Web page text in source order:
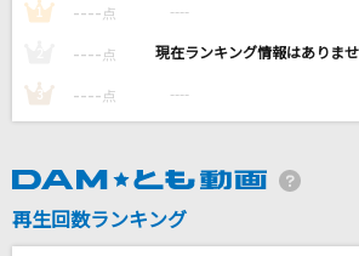
怪獣
サカナクション
[生音]BEAT
[生音]花に亡霊
ヨルシカ
1 ---- 点 ----
---- 点 ----
3 ---- 点 ----
再生回数ランキング